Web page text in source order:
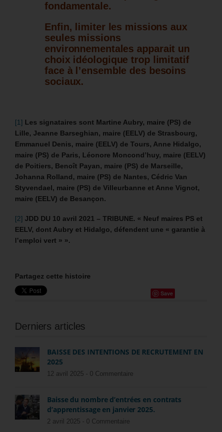
fondamentale.
Enfin, limiter les missions aux
seules missions
environnementales apparait un
choix idéologique trop limitatif
face à l’ensemble des besoins
sociaux.
[1] Les signataires sont Martine Aubry, maire (PS) de
Lille, Jeanne Barseghian, maire (EELV) de Strasbourg,
Emmanuel Denis, maire (EELV) de Tours, Anne Hidalgo,
maire (PS) de Paris, Léonore Moncond’huy, maire (EELV)
de Poitiers, Benoît Payan, maire (PS) de Marseille,
Johanna Rolland, maire (PS) de Nantes, Cédric Van
Styvendael, maire (PS) de Villeurbanne et Anne Vignot,
maire (EELV) de Besançon.
[2] JDD DU 10 avril 2021 – TRIBUNE. « Neuf maires PS et
EELV, dont Aubry et Hidalgo, défendent une « garantie à
l’emploi vert » ».
Partagez cette histoire
Save
Derniers articles
BAISSE DES INTENTIONS DE RECRUTEMENT EN
2025
12 avril 2025 - 0 Commentaire
Baisse du nombre d’entrées en contrats
d’apprentissage en janvier 2025.
2 avril 2025 - 0 Commentaire